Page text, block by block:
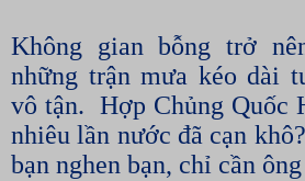
Không gian bỗng trở
những trận mưa kéo dài
vô tận. Hợp Chủng Quốc
nhiêu lần nước đã cạn khô?
bạn nghen bạn, chỉ cần